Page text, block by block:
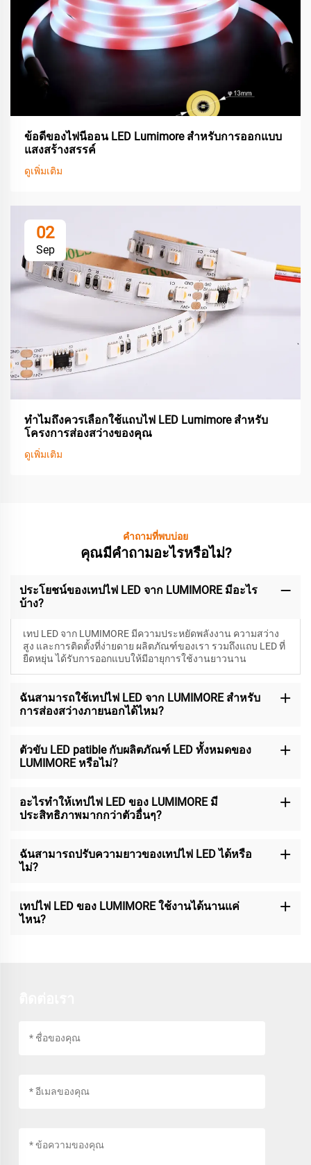
ข้อดีของไฟนีออน LED Lumimore สำหรับการออกแบบ
แสงสร้างสรรค์
ดูเพิ่มเติม
02
Sep
ทำไมถึงควรเลือกใช้แถบไฟ LED Lumimore สำหรับ
โครงการส่องสว่างของคุณ
ดูเพิ่มเติม
คำถามที่พบบ่อย
คุณมีคำถามอะไรหรือไม่?
ประโยชน์ของเทปไฟ LED จาก LUMIMORE มีอะไร
บ้าง?
เทป LED จาก LUMIMORE มีความประหยัดพลังงาน ความสว่าง
สูง และการติดตั้งที่ง่ายดาย ผลิตภัณฑ์ของเรา รวมถึงแถบ LED ที่
ยืดหยุ่น ได้รับการออกแบบให้มีอายุการใช้งานยาวนาน
ฉันสามารถใช้เทปไฟ LED จาก LUMIMORE สำหรับ
การส่องสว่างภายนอกได้ไหม?
ตัวขับ LED patible กับผลิตภัณฑ์ LED ทั้งหมดของ
LUMIMORE หรือไม่?
อะไรทำให้เทปไฟ LED ของ LUMIMORE มี
ประสิทธิภาพมากกว่าตัวอื่นๆ?
ฉันสามารถปรับความยาวของเทปไฟ LED ได้หรือ
ไม่?
เทปไฟ LED ของ LUMIMORE ใช้งานได้นานแค่
ไหน?